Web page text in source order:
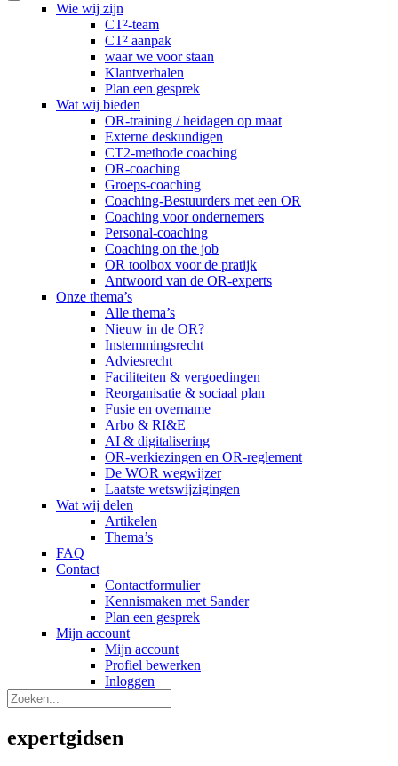
Wie wij zijn
CT²-team
CT² aanpak
waar we voor staan
Klantverhalen
Plan een gesprek
Wat wij bieden
OR-training / heidagen op maat
Externe deskundigen
CT2-methode coaching
OR-coaching
Groeps-coaching
Coaching-Bestuurders met een OR
Coaching voor ondernemers
Personal-coaching
Coaching on the job
OR toolbox voor de pratijk
Antwoord van de OR-experts
Onze thema’s
Alle thema’s
Nieuw in de OR?
Instemmingsrecht
Adviesrecht
Faciliteiten & vergoedingen
Reorganisatie & sociaal plan
Fusie en overname
Arbo & RI&E
AI & digitalisering
OR-verkiezingen en OR-reglement
De WOR wegwijzer
Laatste wetswijzigingen
Wat wij delen
Artikelen
Thema’s
FAQ
Contact
Contactformulier
Kennismaken met Sander
Plan een gesprek
Mijn account
Mijn account
Profiel bewerken
Inloggen
expertgidsen